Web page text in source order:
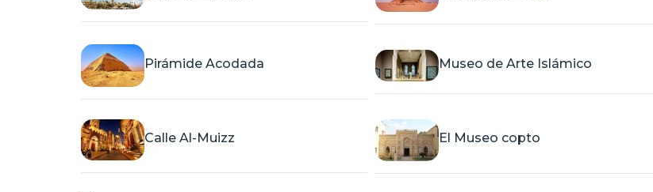
Pirámide Acodada Museo de Arte Islámico
Calle Al-Muizz El Museo copto